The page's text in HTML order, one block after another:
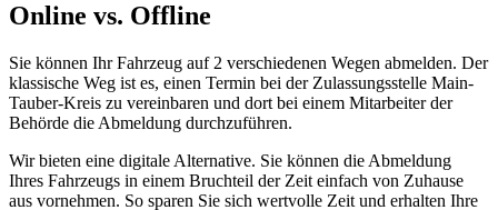
Online vs. Offline
Sie können Ihr Fahrzeug auf 2 verschiedenen Wegen abmelden. Der
klassische Weg ist es, einen Termin bei der Zulassungsstelle Main-
Tauber-Kreis zu vereinbaren und dort bei einem Mitarbeiter der
Behörde die Abmeldung durchzuführen.
Wir bieten eine digitale Alternative. Sie können die Abmeldung
Ihres Fahrzeugs in einem Bruchteil der Zeit einfach von Zuhause
aus vornehmen. So sparen Sie sich wertvolle Zeit und erhalten Ihre